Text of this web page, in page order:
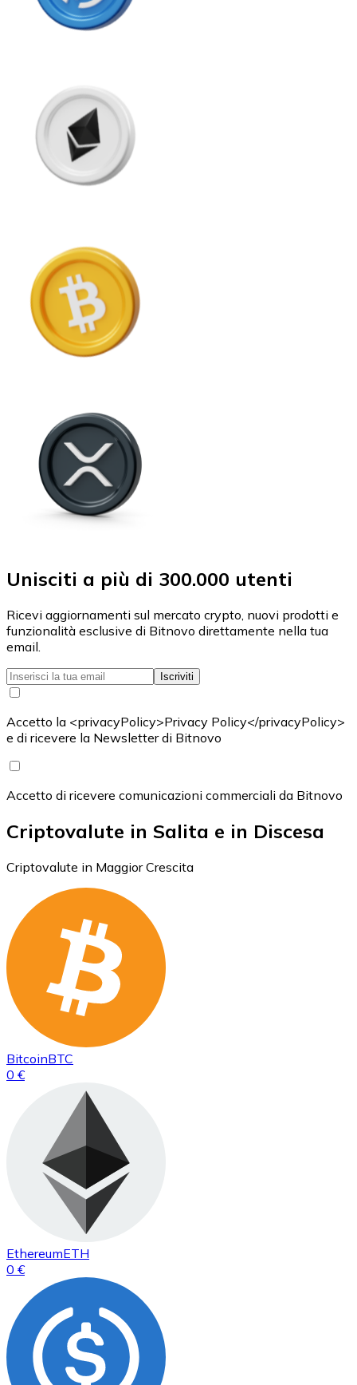
Unisciti a più di 300.000 utenti
Ricevi aggiornamenti sul mercato crypto, nuovi prodotti e
funzionalità esclusive di Bitnovo direttamente nella tua
email.
Iscriviti
Accetto la <privacyPolicy>Privacy Policy</privacyPolicy>
e di ricevere la Newsletter di Bitnovo
Accetto di ricevere comunicazioni commerciali da Bitnovo
Criptovalute in Salita e in Discesa
Criptovalute in Maggior Crescita
BitcoinBTC
0 €
EthereumETH
0 €